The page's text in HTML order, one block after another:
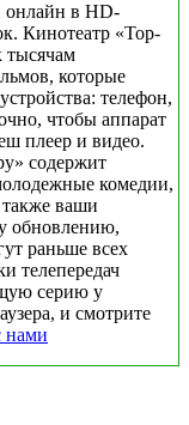
онлайн в HD-
Кинотеатр «Top-
тысячам
которые
телефон,
чтобы аппарат
плеер и видео.
содержит
комедии,
ваши
обновлению,
раньше всех
телепередач
серию у
и смотрите
нами